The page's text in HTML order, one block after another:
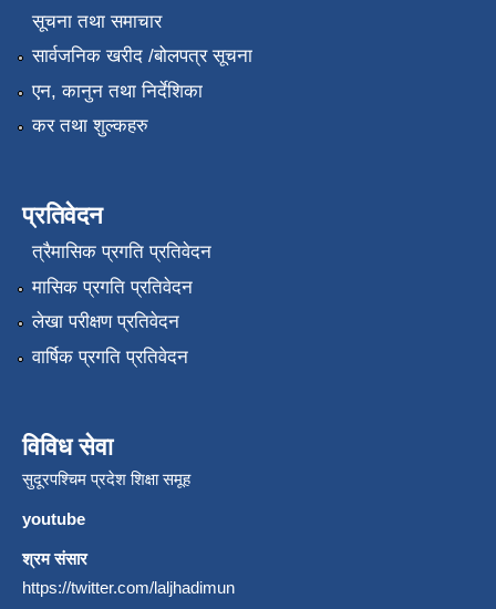
सूचना तथा समाचार
सार्वजनिक खरीद /बोलपत्र सूचना
एन, कानुन तथा निर्देशिका
कर तथा शुल्कहरु
प्रतिवेदन
त्रैमासिक प्रगति प्रतिवेदन
मासिक प्रगति प्रतिवेदन
लेखा परीक्षण प्रतिवेदन
वार्षिक प्रगति प्रतिवेदन
विविध सेवा
सुदूरपश्चिम प्रदेश शिक्षा समूह
youtube
श्रम संसार
https://twitter.com/laljhadimun